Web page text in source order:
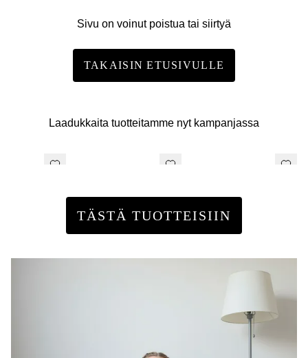
Sivu on voinut poistua tai siirtyä
TAKAISIN ETUSIVULLE
Laadukkaita tuotteitamme nyt kampanjassa
TÄSTÄ TUOTTEISIIN